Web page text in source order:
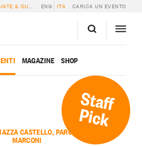
& OUTDOOR » IL SENTIERO ROMANTICO DEI
ENG ITA CARICA UN EVENTO
MAGAZINE SHOP
Staff
Pick
CASTELLO, PARCHEGGIO SU VIA
MARCONI